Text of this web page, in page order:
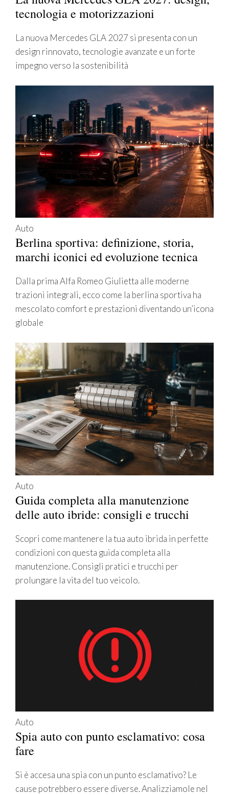
tecnologia e motorizzazioni
La nuova Mercedes GLA 2027 si presenta con un
design rinnovato, tecnologie avanzate e un forte
impegno verso la sostenibilità
Auto
Berlina sportiva: definizione, storia,
marchi iconici ed evoluzione tecnica
Dalla prima Alfa Romeo Giulietta alle moderne
trazioni integrali, ecco come la berlina sportiva ha
mescolato comfort e prestazioni diventando un’icona
globale
Auto
Guida completa alla manutenzione
delle auto ibride: consigli e trucchi
Scopri come mantenere la tua auto ibrida in perfette
condizioni con questa guida completa alla
manutenzione. Consigli pratici e trucchi per
prolungare la vita del tuo veicolo.
Auto
Spia auto con punto esclamativo: cosa
fare
Si è accesa una spia con un punto esclamativo? Le
cause potrebbero essere diverse. Analizziamole nel